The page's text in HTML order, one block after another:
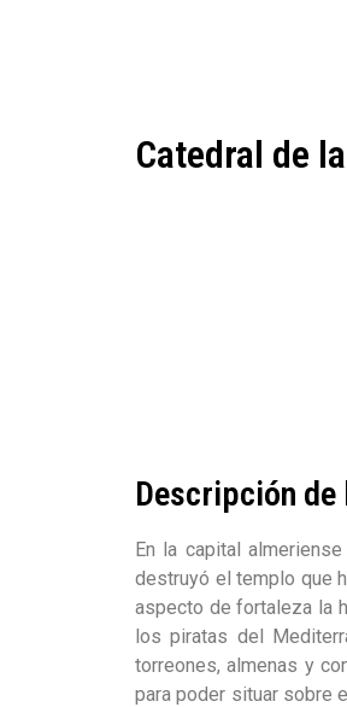
Catedral de
Descripción de
En la capital
destruyó el templo que
aspecto de fortaleza la
los piratas del
torreones, almenas y
para poder situar sobre